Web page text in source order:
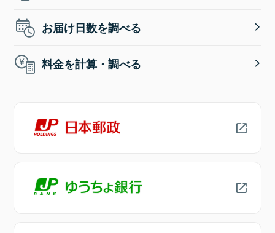
お届け日数を調べる
料金を計算・調べる